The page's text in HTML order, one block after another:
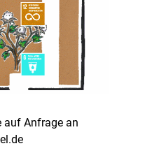
auf Anfrage an